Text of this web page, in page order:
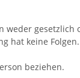
hat keine
beziehen.